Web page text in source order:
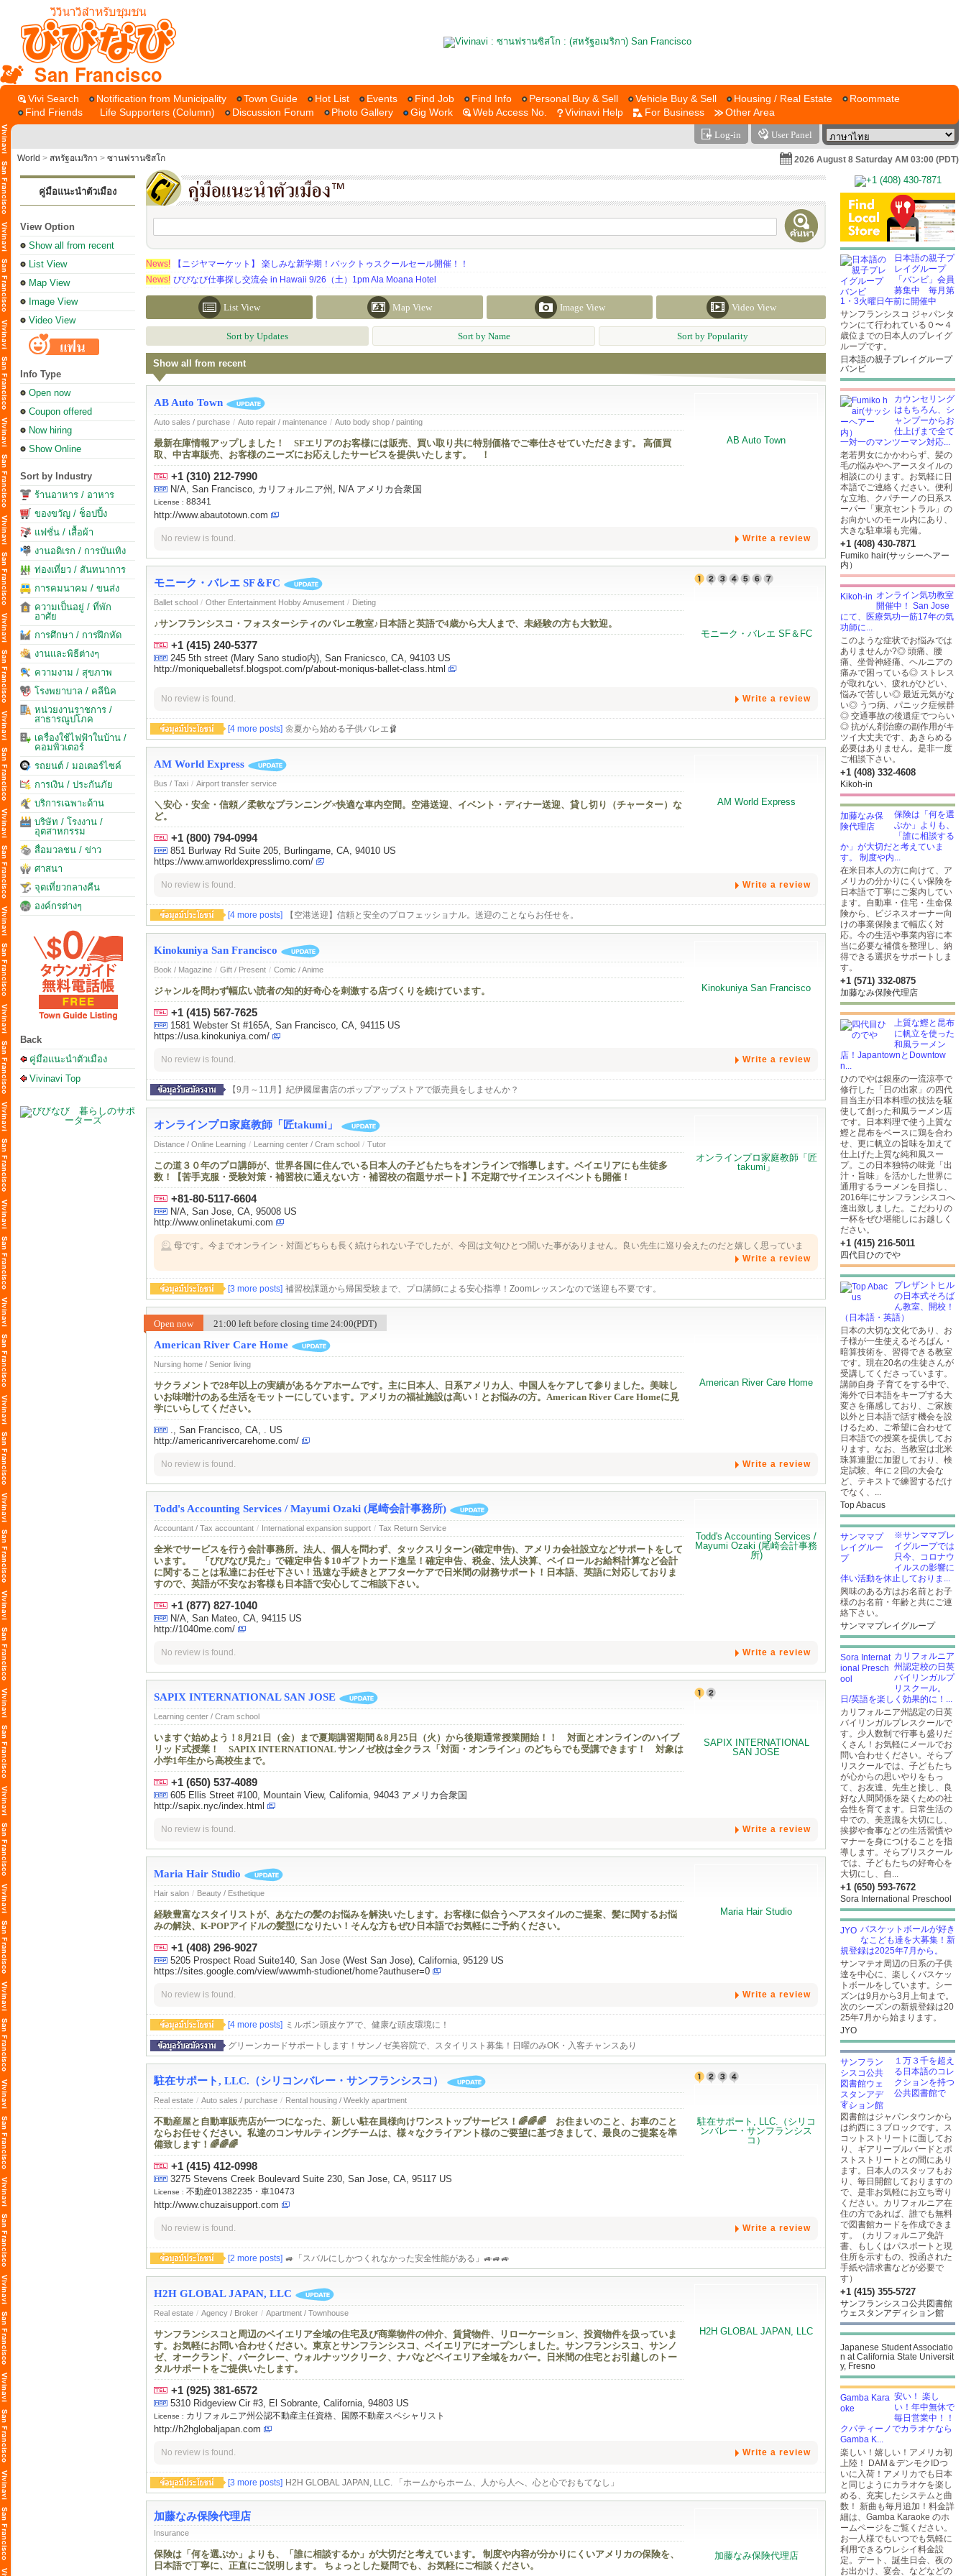
San Francisco
Vivi Search Notification from Municipality Town Guide Hot List Events Find Job Find Info Personal Buy & Sell Vehicle Buy & Sell Housing / Real Estate
Roommate
Find Friends
Life Supporters (Column) Discussion Forum Photo Gallery Gig Work Web Access No. Vivinavi Help For Business Other Area
Log-in User Panel
World > สหรัฐอเมริกา > ซานฟรานซิสโก 2026 August 8 Saturday AM 03:00 (PDT)
คู่มือแนะนำตัวเมือง
View Option
Show all from recent
List View
Map View
Image View
Video View
Info Type
Open now
Coupon offered
Now hiring
Show Online
Sort by Industry
ร้านอาหาร / อาหาร
ของขวัญ / ช็อปปิ้ง
แฟชั่น / เสื้อผ้า
งานอดิเรก / การบันเทิง
ท่องเที่ยว / สันทนาการ
การคมนาคม / ขนส่ง
ความเป็นอยู่ / ที่พัก
อาศัย
การศึกษา / การฝึกหัด
งานและพิธีต่างๆ
ความงาม / สุขภาพ
โรงพยาบาล / คลีนิค
หน่วยงานราชการ /
สาธารณูปโภค
เครื่องใช้ไฟฟ้าในบ้าน /
คอมพิวเตอร์
รถยนต์ / มอเตอร์ไซค์
การเงิน / ประกันภัย
บริการเฉพาะด้าน
บริษัท / โรงงาน /
อุตสาหกรรม
สื่อมวลชน / ข่าว
ศาสนา
จุดเที่ยวกลางคืน
องค์กรต่างๆ
Back
คู่มือแนะนำตัวเมือง
Vivinavi Top
News!
【ニジヤマーケット】 楽しみな新学期！バックトゥスクールセール開催！！
News! びびなび仕事探し交流会 in Hawaii 9/26（土）1pm Ala Moana Hotel
List View Map View Image View Video View
Sort by Updates Sort by Name Sort by Popularity
Show all from recent
AB Auto Town
Auto sales / purchase / Auto repair / maintenance / Auto body shop / painting
最新在庫情報アップしました！ SFエリアのお客様には販売、買い取り共に特別価格でご奉仕させていただきます。 高価買
取、中古車販売、お客様のニーズにお応えしたサービスを提供いたします。 ！
+1 (310) 212-7990
N/A, San Francisco, カリフォルニア州, N/A アメリカ合衆国
License : 88341
http://www.abautotown.com
No review is found. Write a review
モニーク・バレエ SF＆FC
Ballet school / Other Entertainment Hobby Amusement / Dieting
♪サンフランシスコ・フォスターシティのバレエ教室♪日本語と英語で4歳から大人まで、未経験の方も大歓迎。
+1 (415) 240-5377
245 5th street (Mary Sano studio内), San Franicsco, CA, 94103 US
http://moniqueballetsf.blogspot.com/p/about-moniqus-ballet-class.html
No review is found. Write a review
[4 more posts] 🌼夏から始める子供バレエ🩰
AM World Express
Bus / Taxi / Airport transfer service
＼安心・安全・信頼／柔軟なプランニング×快適な車内空間。空港送迎、イベント・ディナー送迎、貸し切り（チャーター）な
ど。
+1 (800) 794-0994
851 Burlway Rd Suite 205, Burlingame, CA, 94010 US
https://www.amworldexpresslimo.com/
No review is found. Write a review
[4 more posts] 【空港送迎】信頼と安全のプロフェッショナル。送迎のことならお任せを。
Kinokuniya San Francisco
Book / Magazine / Gift / Present / Comic / Anime
ジャンルを問わず幅広い読者の知的好奇心を刺激する店づくりを続けています。
+1 (415) 567-7625
1581 Webster St #165A, San Francisco, CA, 94115 US
https://usa.kinokuniya.com/
No review is found. Write a review
【9月～11月】紀伊國屋書店のポップアップストアで販売員をしませんか？
オンラインプロ家庭教師「匠takumi」
Distance / Online Learning / Learning center / Cram school / Tutor
この道３０年のプロ講師が、世界各国に住んでいる日本人の子どもたちをオンラインで指導します。ベイエリアにも生徒多
数！【苦手克服・受験対策・補習校に通えない方・補習校の宿題サポート】不定期でサイエンスイベントも開催！
+81-80-5117-6604
N/A, San Jose, CA, 95008 US
http://www.onlinetakumi.com
母です。今までオンライン・対面どちらも長く続けられない子でしたが、今回は文句ひとつ聞いた事がありません。良い先生に巡り会えたのだと嬉しく思っていま
Write a review
[3 more posts] 補習校課題から帰国受験まで、プロ講師による安心指導！Zoomレッスンなので送迎も不要です。
Open now 21:00 left before closing time 24:00(PDT)
American River Care Home
Nursing home / Senior living
サクラメントで28年以上の実績があるケアホームです。主に日本人、日系アメリカ人、中国人をケアして参りました。美味し
いお味噌汁のある生活をモットーにしています。アメリカの福祉施設は高い！とお悩みの方。American River Care Homeに見
学にいらしてください。
., San Francisco, CA, . US
http://americanrivercarehome.com/
No review is found. Write a review
Todd's Accounting Services / Mayumi Ozaki (尾崎会計事務所)
Accountant / Tax accountant / International expansion support / Tax Return Service
全米でサービスを行う会計事務所。法人、個人を問わず、タックスリターン(確定申告)、アメリカ会社設立などサポートをして
います。 「びびなび見た」で確定申告＄10ギフトカード進呈！確定申告、税金、法人決算、ペイロールお給料計算など会計
に関することは私達にお任せ下さい！迅速な手続きとアフターケアで日米間の財務サポート！日本語、英語に対応しておりま
すので、英語が不安なお客様も日本語で安心してご相談下さい。
+1 (877) 827-1040
N/A, San Mateo, CA, 94115 US
http://1040me.com/
No review is found. Write a review
SAPIX INTERNATIONAL SAN JOSE
Learning center / Cram school
いますぐ始めよう！8月21日（金）まで夏期講習期間＆8月25日（火）から後期通常授業開始！！ 対面とオンラインのハイブ
リッド式授業！ SAPIX INTERNATIONAL サンノゼ校は全クラス「対面・オンライン」のどちらでも受講できます！ 対象は
小学1年生から高校生まで。
+1 (650) 537-4089
605 Ellis Street #100, Mountain View, California, 94043 アメリカ合衆国
http://sapix.nyc/index.html
No review is found. Write a review
Maria Hair Studio
Hair salon / Beauty / Esthetique
経験豊富なスタイリストが、あなたの髪のお悩みを解決いたします。お客様に似合うヘアスタイルのご提案、髪に関するお悩
みの解決、K-POPアイドルの髪型になりたい！そんな方もぜひ日本語でお気軽にご予約ください。
+1 (408) 296-9027
5205 Prospect Road Suite140, San Jose (West San Jose), California, 95129 US
https://sites.google.com/view/wwwmh-studionet/home?authuser=0
No review is found. Write a review
[4 more posts] ミルボン頭皮ケアで、健康な頭皮環境に！
グリーンカードサポートします！サンノゼ美容院で、スタイリスト募集！日曜のみOK・入客チャンスあり
駐在サポート, LLC.（シリコンバレー・サンフランシスコ）
Real estate / Auto sales / purchase / Rental housing / Weekly apartment
不動産屋と自動車販売店が一つになった、新しい駐在員様向けワンストップサービス！🌈🌈🌈 お住まいのこと、お車のこと
ならお任せください。私達のコンサルティングチームは、様々なクライアント様のご要望に基づきまして、最良のご提案を準
備致します！🌈🌈🌈
+1 (415) 412-0998
3275 Stevens Creek Boulevard Suite 230, San Jose, CA, 95117 US
License : 不動産01382235・車10473
http://www.chuzaisupport.com
No review is found. Write a review
[2 more posts] 🚙「スバルにしかつくれなかった安全性能がある」🚙🚙🚙
H2H GLOBAL JAPAN, LLC
Real estate / Agency / Broker / Apartment / Townhouse
サンフランシスコと周辺のベイエリア全域の住宅及び商業物件の仲介、賃貸物件、リローケーション、投資物件を扱っていま
す。お気軽にお問い合わせください。東京とサンフランシスコ、ベイエリアにオープンしました。サンフランシスコ、サンノ
ゼ、オークランド、バークレー、ウォルナッツクリーク、ナパなどベイエリア全域をカバー。日米間の住宅とお引越しのトー
タルサポートをご提供いたします。
+1 (925) 381-6572
5310 Ridgeview Cir #3, El Sobrante, California, 94803 US
License : カリフォルニア州公認不動産主任資格、国際不動産スペシャリスト
http://h2hglobaljapan.com
No review is found. Write a review
[3 more posts] H2H GLOBAL JAPAN, LLC. 「ホームからホーム、人から人へ、心と心でおもてなし」
加藤なみ保険代理店
Insurance
保険は「何を選ぶか」よりも、「誰に相談するか」が大切だと考えています。 制度や内容が分かりにくいアメリカの保険を、
日本語で丁寧に、正直にご説明します。 ちょっとした疑問でも、お気軽にご相談ください。
日本語の親子プ
レイグループ
「バンビ」会員
募集中 毎月第
1・3火曜日午前に開催中
サンフランシスコ ジャパンタ
ウンにて行われている０〜４
歳位までの日本人のプレイグ
ループです。
日本語の親子プレイグループ
バンビ
カウンセリング
はもちろん、シ
ャンプーからお
仕上げまで全て
一対一のマンツーマン対応...
老若男女にかかわらず、髪の
毛の悩みやヘアースタイルの
相談にのります。お気軽に日
本語でご連絡ください。便利
な立地、クパチーノの日系ス
ーパー「東京セントラル」の
お向かいのモール内にあり、
大きな駐車場も完備。
+1 (408) 430-7871
Fumiko hair(サッシーヘアー
内）
オンライン気功教室
開催中！ San Jose
にて、医療気功一筋17年の気
功師に...
このような症状でお悩みでは
ありませんか?◎ 頭痛、腰
痛、坐骨神経痛、ヘルニアの
痛みで困っている◎ ストレス
が取れない、疲れがひどい、
悩みで苦しい◎ 最近元気がな
い◎ うつ病、パニック症候群
◎ 交通事故の後遺症でつらい
◎ 抗がん剤治療の副作用がキ
ツイ大丈夫です、あきらめる
必要はありません。是非一度
ご相談下さい。
+1 (408) 332-4608
Kikoh-in
保険は「何を選
ぶか」よりも、
「誰に相談する
か」が大切だと考えていま
す。 制度や内...
在米日本人の方に向けて、ア
メリカの分かりにくい保険を
日本語で丁寧にご案内してい
ます。自動車・住宅・生命保
険から、ビジネスオーナー向
けの事業保険まで幅広く対
応。今の生活や事業内容に本
当に必要な補償を整理し、納
得できる選択をサポートしま
す。
+1 (571) 332-0875
加藤なみ保険代理店
上質な鰹と昆布
に帆立を使った
和風ラーメン
店！JapantownとDowntow
n...
ひのでやは銀座の一流涼亭で
修行した「日の出家」の四代
目当主が日本料理の技法を駆
使して創った和風ラーメン店
です。日本料理で使う上質な
鰹と昆布をベースに鶏を合わ
せ、更に帆立の旨味を加えて
仕上げた上質な純和風スー
プ。この日本独特の味覚「出
汁・旨味」を活かした世界に
通用するラーメンを目指し、
2016年にサンフランシスコへ
進出致しました。こだわりの
一杯をぜひ堪能しにお越しく
ださい。
+1 (415) 216-5011
四代目ひのでや
プレザントヒル
の日本式そろば
ん教室、開校！
（日本語・英語）
日本の大切な文化であり、お
子様が一生使えるそろばん・
暗算技術を、習得できる教室
です。現在20名の生徒さんが
受講してくださっています。
講師自身 子育てをする中で、
海外で日本語をキープする大
変さを痛感しており、ご家族
以外と日本語で話す機会を設
けるため、ご希望に合わせて
日本語での授業を提供してお
ります。なお、当教室は北米
珠算連盟に加盟しており、検
定試験、年に２回の大会な
ど、テキストで練習するだけ
でなく、...
Top Abacus
※サンママプレ
イグループでは
只今、コロナウ
イルスの影響に
伴い活動を休止しておりま...
興味のある方はお名前とお子
様のお名前・年齢と共にご連
絡下さい。
サンママプレイグループ
カリフォルニア
州認定校の日英
バイリンガルプ
リスクール。
日/英語を楽しく効果的に！...
カリフォルニア州認定の日英
バイリンガルプレスクールで
す。少人数制で行事も盛りだ
くさん！お気軽にメールでお
問い合わせください。そらプ
リスクールでは、子どもたち
が心からの思いやりをもっ
て、お友達、先生と接し、良
好な人間関係を築くための社
会性を育てます。日常生活の
中での、美意識を大切にし、
挨拶や食事などの生活習慣や
マナーを身につけることを指
導します。そらプリスクール
では、子どもたちの好奇心を
大切にし、自...
+1 (650) 593-7672
Sora International Preschool
バスケットボールが好き
なこども達を大募集！新
規登録は2025年7月から。
サンマテオ周辺の日系の子供
達を中心に、楽しくバスケッ
トボールをしています。シー
ズンは9月から3月上旬まで。
次のシーズンの新規登録は20
25年7月から始まります。
JYO
１万３千を超え
る日本語のコレ
クションを持つ
公共図書館で
す。
図書館はジャパンタウンから
は約西に３ブロックです。ス
コットストリートに面してお
り、ギアリーブルバードとポ
ストストリートとの間にあり
ます。日本人のスタッフもお
り、毎日開館しておりますの
で、是非お気軽にお立ち寄り
ください。カリフォルニア在
住の方であれば、誰でも無料
で図書館カードを作成できま
す。（カリフォルニア免許
書、もしくはパスポートと現
住所を示すもの、投函された
手紙や請求書などが必要で
す）
+1 (415) 355-5727
サンフランシスコ公共図書館
ウェスタンアディション館
Japanese Student Associatio
n at California State Universit
y, Fresno
安い！ 楽し
い！年中無休で
毎日営業中！！
クパティーノでカラオケなら
Gamba K...
楽しい！嬉しい！アメリカ初
上陸！ DAM＆デンモクIDつ
いに入荷！アメリカでも日本
と同じようにカラオケを楽し
める、充実したシステムと曲
数！ 新曲も毎月追加！料金詳
細は、Gamba Karaoke のホ
ームページをご覧ください。
お一人様でもいつでも気軽に
利用できるウレシイ料金設
定。デート、誕生日会、夜の
お出かけ、宴会、などなどの